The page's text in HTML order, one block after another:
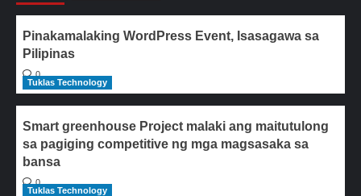
Pinakamalaking WordPress Event, Isasagawa sa
Pilipinas
0
Tuklas Technology
Smart greenhouse Project malaki ang maitutulong
sa pagiging competitive ng mga magsasaka sa
bansa
0
Tuklas Technology